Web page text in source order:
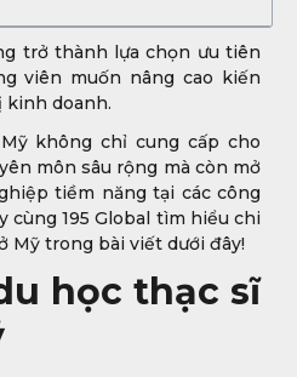
trở thành lựa chọn ưu tiên
viên muốn nâng cao kiến
kinh doanh.
không chỉ cung cấp cho
môn sâu rộng mà còn mở
tiềm năng tại các công
cùng 195 Global tìm hiểu chi
Mỹ trong bài viết dưới đây!
học thạc sĩ